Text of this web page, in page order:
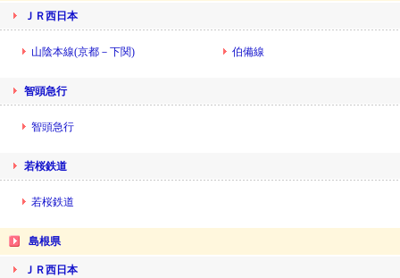
ＪＲ西日本
山陰本線(京都－下関) 伯備線
智頭急行
智頭急行
若桜鉄道
若桜鉄道
島根県
ＪＲ西日本